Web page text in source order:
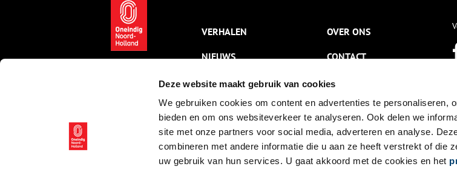
Deze website maakt gebruik van cookies
We gebruiken cookies om content en advertenties te personaliseren,
bieden en om ons websiteverkeer te analyseren. Ook delen we
site met onze partners voor social media, adverteren en analyse.
combineren met andere informatie die u aan ze heeft verstrekt of die
uw gebruik van hun services. U gaat akkoord met de cookies en het
mooie zichtlijnen.
VERHALEN
NIEUWS
KALENDER
THEMA’S
ACTIVITEITEN
VIDEO’S
OVER ONS
CONTACT
NIEUWSBRIEF
DISCLAIMER
PRIVACY
TOEGANKELIJKHEID